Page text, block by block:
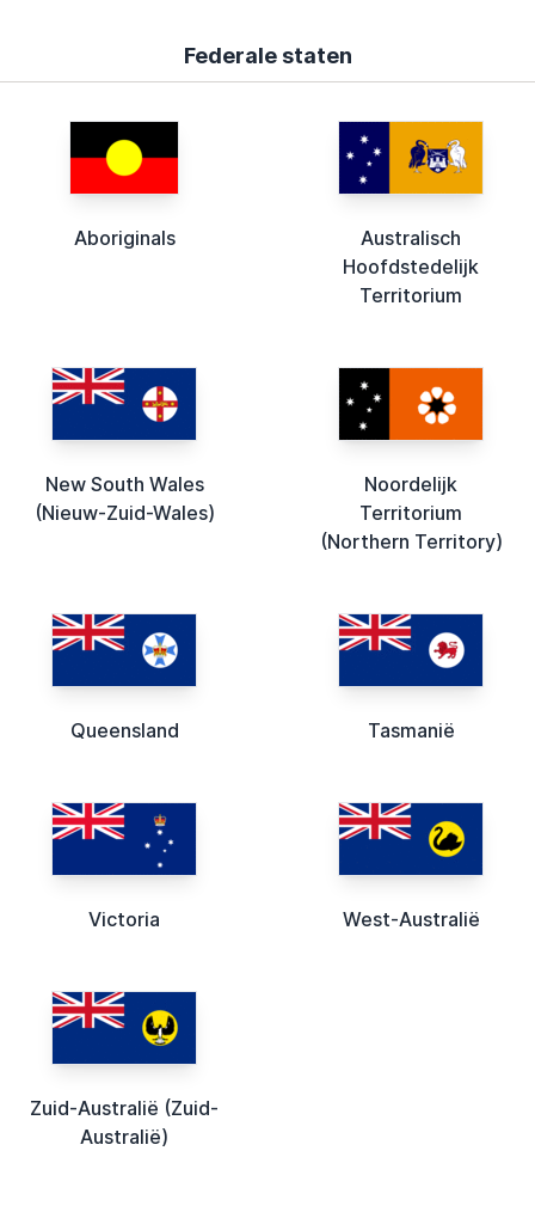
Federale staten
Aboriginals
Australisch
Hoofdstedelijk
Territorium
New South Wales
(Nieuw-Zuid-Wales)
Noordelijk
Territorium
(Northern Territory)
Queensland Tasmanië
Victoria West-Australië
Zuid-Australië (Zuid-
Australië)